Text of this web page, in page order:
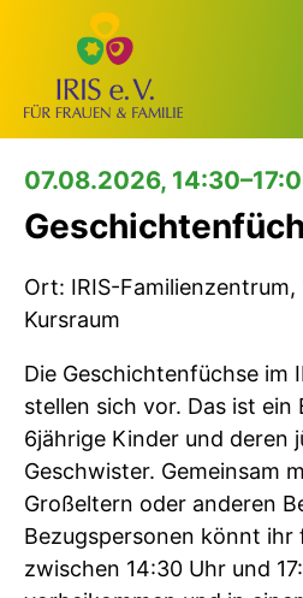
07.08.2026,
Ort: IRIS-Familienzentrum,
Kursraum
Die Geschichtenfüchse im
stellen sich vor. Das ist
6jährige Kinder und deren
Geschwister. Gemeinsam
Großeltern oder anderen
Bezugspersonen könnt ihr
zwischen 14:30 Uhr und